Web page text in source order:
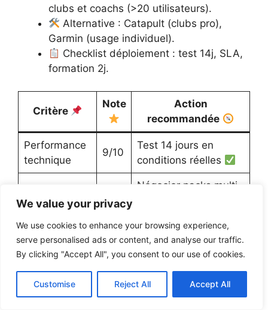
We value your privacy
We use cookies to enhance your browsing experience,
serve personalised ads or content, and analyse our traffic.
By clicking "Accept All", you consent to our use of cookies.
Customise Reject All Accept All
clubs et coachs (>20 utilisateurs).
Alternative : Catapult (clubs pro),
Garmin (usage individuel).
Checklist déploiement : test 14j, SLA,
formation 2j.
Critère
Note
Action
recommandée
Performance
technique
9/10
Test 14 jours en
conditions réelles
Négocier packs multi-
Sécurité 8/10
Rotation clés 12
semaines